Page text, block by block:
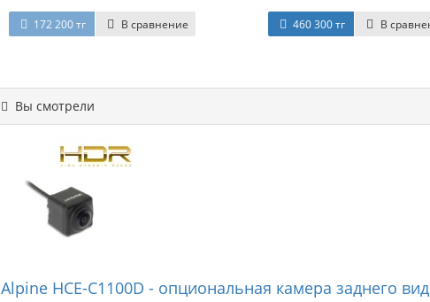
172 200 тг В сравнение 460 300 тг В
Вы смотрели
Alpine HCE-C1100D - опциональная камера заднего